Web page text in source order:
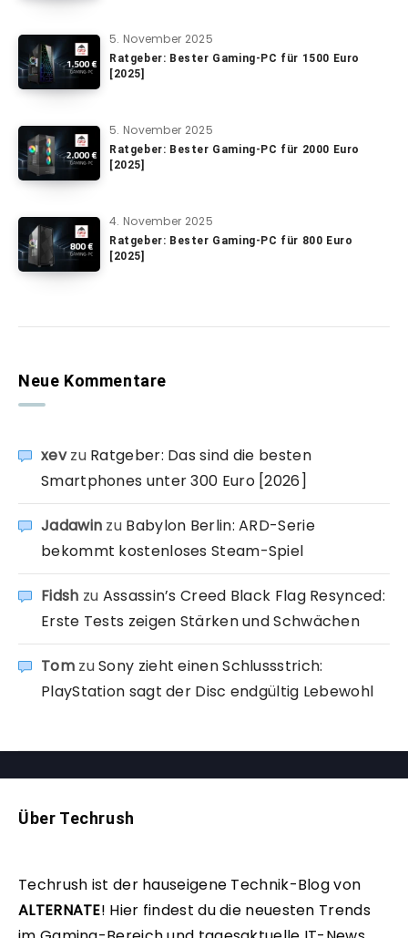
5. November 2025
Ratgeber: Bester Gaming-PC für 1500 Euro
[2025]
5. November 2025
Ratgeber: Bester Gaming-PC für 2000 Euro
[2025]
4. November 2025
Ratgeber: Bester Gaming-PC für 800 Euro
[2025]
Neue Kommentare
xevzu Ratgeber: Das sind die besten
Smartphones unter 300 Euro [2026]
Jadawin zu Babylon Berlin: ARD-Serie
bekommt kostenloses Steam-Spiel
Fidsh zu Assassin’s Creed Black Flag Resynced:
Erste Tests zeigen Stärken und Schwächen
TomzuSony zieht einen Schlussstrich:
PlayStation sagt der Disc endgültig Lebewohl
Über Techrush
Techrush ist der hauseigene Technik-Blog von
ALTERNATE! Hier findest du die neuesten Trends